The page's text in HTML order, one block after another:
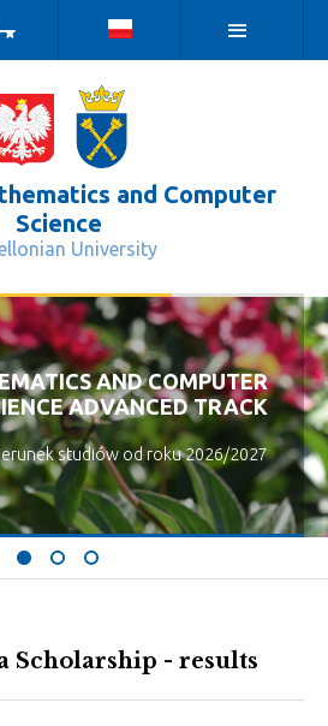
and Computer
Science
University
Matematyki i
AND COMPUTER
ADVANCED TRACK
studiów od roku 2026/2027
Scholarship - results